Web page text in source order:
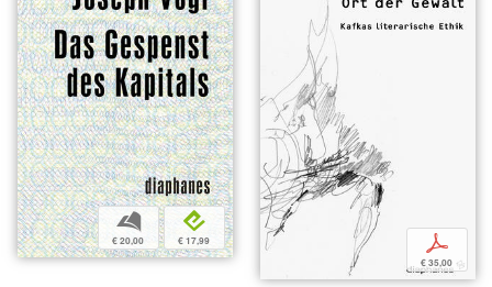
b
€ 20,00
e
€ 17,99 p
€ 35,00